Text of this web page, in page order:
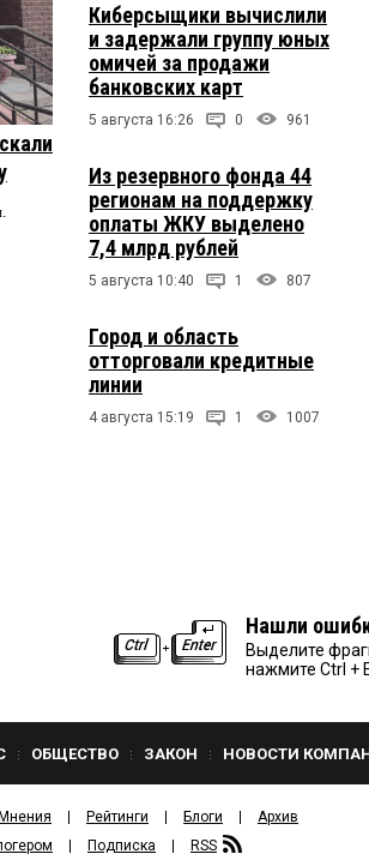
Киберсыщики вычислили
и задержали группу юных
омичей за продажи
банковских карт
5 августа 16:26 0 961
Из резервного фонда 44
регионам на поддержку
оплаты ЖКУ выделено
7,4 млрд рублей
5 августа 10:40 1 807
Город и область
отторговали кредитные
линии
4 августа 15:19 1 1007
Нашли
Выделите
нажмите Ctrl +
ОБЩЕСТВО ЗАКОН НОВОСТИ
Рейтинги Блоги
Архив
Подписка RSS